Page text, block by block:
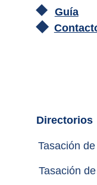
Guía
Directorios
Tasación
Tasación